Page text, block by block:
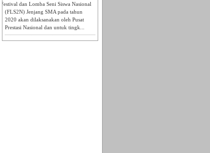
Festival dan Lomba Seni Siswa Nasional
(FLS2N) Jenjang SMA pada tahun
2020 akan dilaksanakan oleh Pusat
Prestasi Nasional dan untuk tingk...